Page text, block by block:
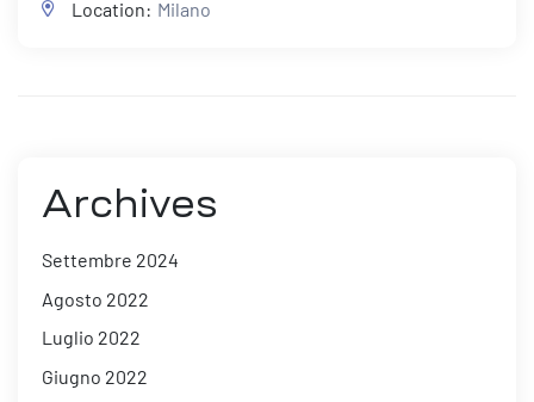
Location: Milano
Archives
Settembre 2024
Agosto 2022
Luglio 2022
Giugno 2022